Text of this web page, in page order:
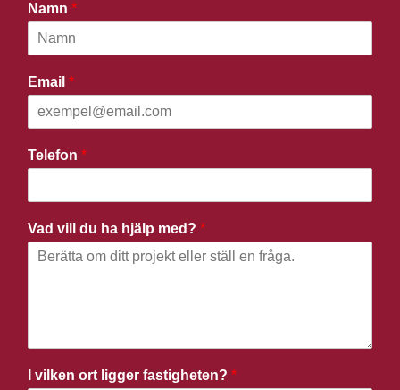
Namn *
Email *
Telefon *
Vad vill du ha hjälp med? *
I vilken ort ligger fastigheten? *